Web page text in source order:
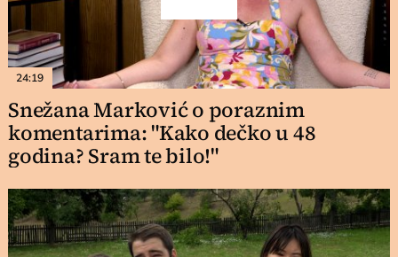
24:19
Snežana Marković o poraznim
komentarima: "Kako dečko u 48
godina? Sram te bilo!"